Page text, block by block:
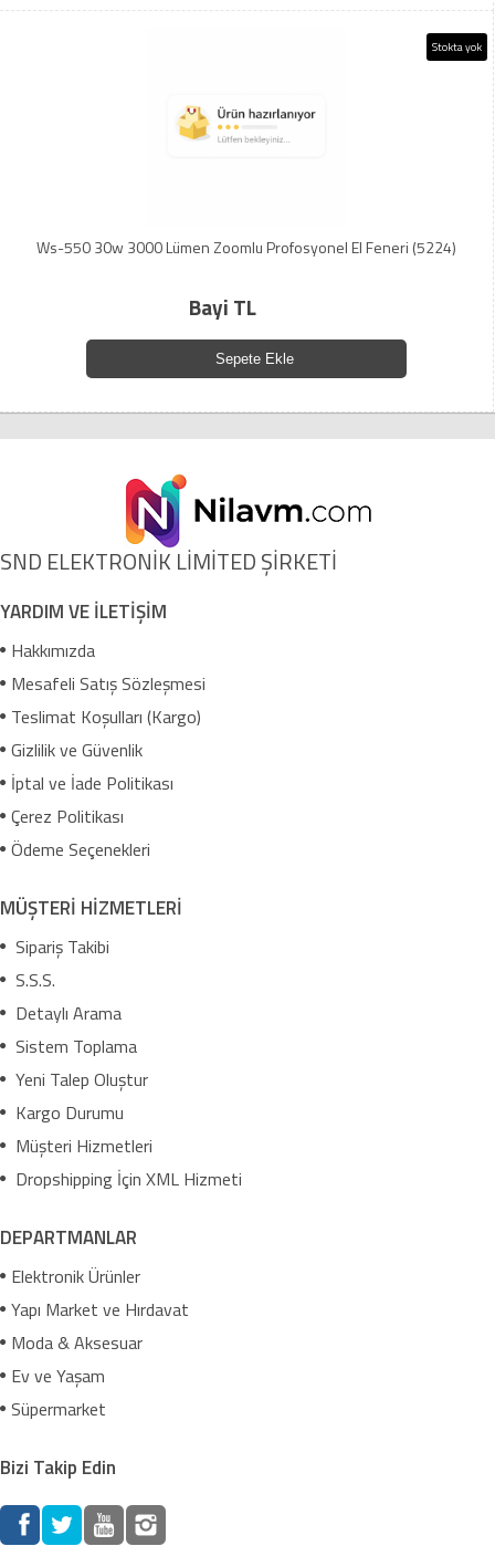
Stokta yok
Ws-550 30w 3000 Lümen Zoomlu Profosyonel El Feneri (5224)
Bayi TL
Sepete Ekle
SND ELEKTRONİK LİMİTED ŞİRKETİ
YARDIM VE İLETİŞİM
Hakkımızda
Mesafeli Satış Sözleşmesi
Teslimat Koşulları (Kargo)
Gizlilik ve Güvenlik
İptal ve İade Politikası
Çerez Politikası
Ödeme Seçenekleri
MÜŞTERİ HİZMETLERİ
Sipariş Takibi
S.S.S.
Detaylı Arama
Sistem Toplama
Yeni Talep Oluştur
Kargo Durumu
Müşteri Hizmetleri
Dropshipping İçin XML Hizmeti
DEPARTMANLAR
Elektronik Ürünler
Yapı Market ve Hırdavat
Moda & Aksesuar
Ev ve Yaşam
Süpermarket
Bizi Takip Edin